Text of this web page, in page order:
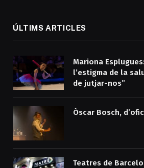
ÚLTIMS ARTICLES
Mariona
l’estigma de la
de jutjar-nos”
Òscar Bosch,
Teatres de